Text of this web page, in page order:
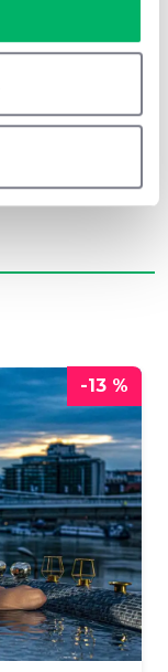
500 ft
-13 %